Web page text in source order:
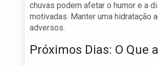
chuvas podem afetar o humor e a
motivadas. Manter uma hidratação
adversos.
Próximos Dias: O Que